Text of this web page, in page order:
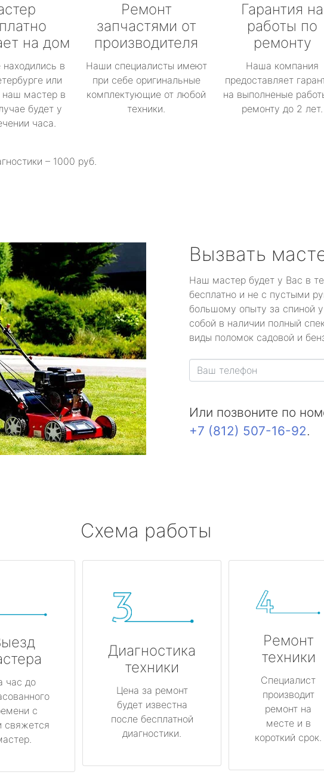
на дом
в
или
наш мастер в
будет у
часа.
Ремонт
запчастями от
производителя
Наши специалисты имеют
при себе оригинальные
комплектующие от любой
техники.
Гарантия на
работы по
ремонту
Наша компания
предоставляет
на выполненые
ремонту до 2 лет.
– 1000 руб.
Вызвать
Наш мастер будет у Вас в
бесплатно и не с пустыми
большому опыту за спиной
собой в наличии полный
виды поломок садовой и
Или позвоните по
+7 (812) 507-16-92.
Схема работы
час до
с
свяжется
Диагностика
техники
Цена за ремонт
будет известна
после бесплатной
диагностики.
Ремонт
техники
Специалист
производит
ремонт на
месте и в
короткий срок.